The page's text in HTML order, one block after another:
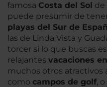
famosa Costa del Sol de
puede presumir de
playas del Sur de
las de Linda Vista y
torcer si lo que buscas
relajantes vacaciones
muchos otros atractivos
como campos de golf,